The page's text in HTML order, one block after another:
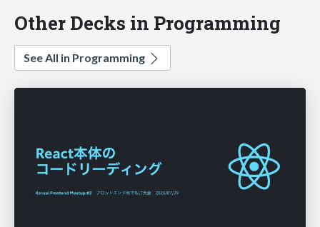
Other Decks in Programming
See All in Programming